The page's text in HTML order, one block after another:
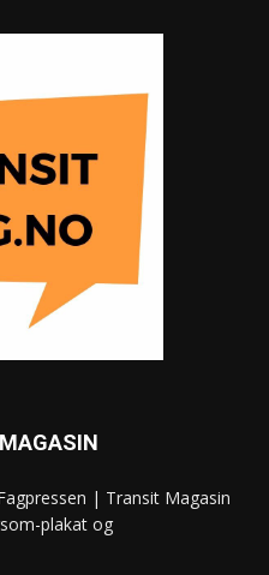
| Transit Magasin
plakat og